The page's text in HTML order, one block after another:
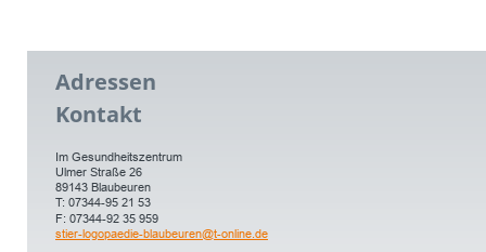
Adressen
Kontakt
Im Gesundheitszentrum
Ulmer Straße 26
89143 Blaubeuren
T: 07344-95 21 53
F: 07344-92 35 959
stier-logopaedie-blaubeuren@t-online.de